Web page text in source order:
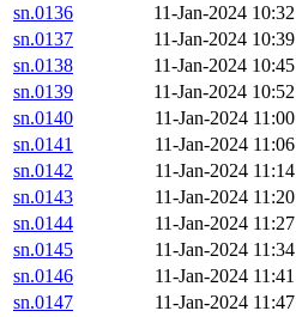
sn.0136
11-Jan-2024 10:32
sn.0137
11-Jan-2024 10:39
sn.0138
11-Jan-2024 10:45
sn.0139
11-Jan-2024 10:52
sn.0140
11-Jan-2024 11:00
sn.0141
11-Jan-2024 11:06
sn.0142
11-Jan-2024 11:14
sn.0143
11-Jan-2024 11:20
sn.0144
11-Jan-2024 11:27
sn.0145
11-Jan-2024 11:34
sn.0146
11-Jan-2024 11:41
sn.0147
11-Jan-2024 11:47